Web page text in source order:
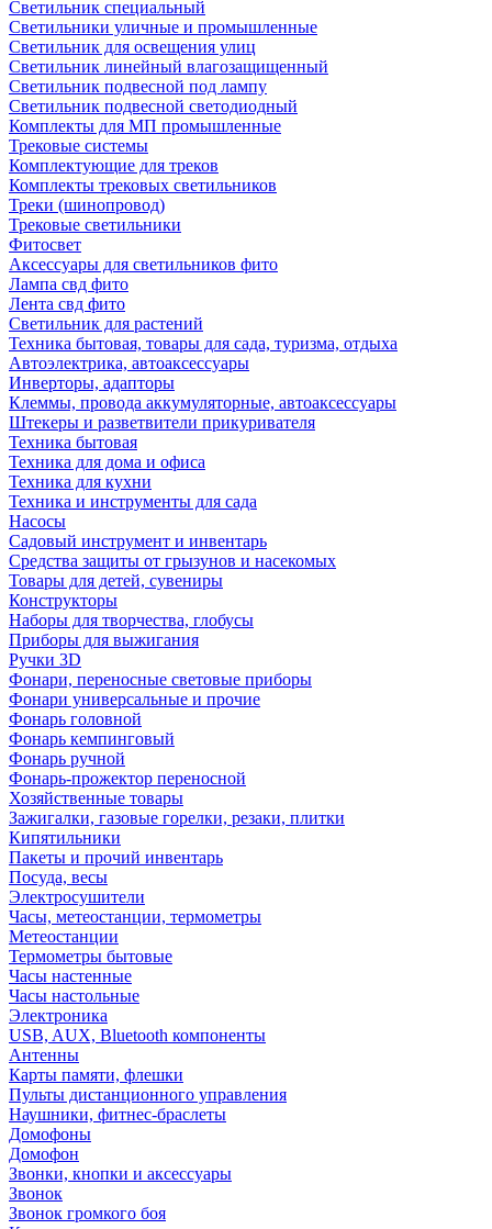
Светильник специальный
Светильники уличные и промышленные
Светильник для освещения улиц
Светильник линейный влагозащищенный
Светильник подвесной под лампу
Светильник подвесной светодиодный
Комплекты для МП промышленные
Трековые системы
Комплектующие для треков
Комплекты трековых светильников
Треки (шинопровод)
Трековые светильники
Фитосвет
Аксессуары для светильников фито
Лампа свд фито
Лента свд фито
Светильник для растений
Техника бытовая, товары для сада, туризма, отдыха
Автоэлектрика, автоаксессуары
Инверторы, адапторы
Клеммы, провода аккумуляторные, автоаксессуары
Штекеры и разветвители прикуривателя
Техника бытовая
Техника для дома и офиса
Техника для кухни
Техника и инструменты для сада
Насосы
Садовый инструмент и инвентарь
Средства защиты от грызунов и насекомых
Товары для детей, сувениры
Конструкторы
Наборы для творчества, глобусы
Приборы для выжигания
Ручки 3D
Фонари, переносные световые приборы
Фонари универсальные и прочие
Фонарь головной
Фонарь кемпинговый
Фонарь ручной
Фонарь-прожектор переносной
Хозяйственные товары
Зажигалки, газовые горелки, резаки, плитки
Кипятильники
Пакеты и прочий инвентарь
Посуда, весы
Электросушители
Часы, метеостанции, термометры
Метеостанции
Термометры бытовые
Часы настенные
Часы настольные
Электроника
USB, AUX, Bluetooth компоненты
Антенны
Карты памяти, флешки
Пульты дистанционного управления
Наушники, фитнес-браслеты
Домофоны
Домофон
Звонки, кнопки и аксессуары
Звонок
Звонок громкого боя